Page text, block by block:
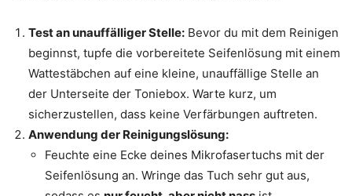
Test an unauffälliger Stelle: Bevor du mit dem Reinigen
beginnst, tupfe die vorbereitete Seifenlösung mit einem
Wattestäbchen auf eine kleine, unauffällige Stelle an
der Unterseite der Toniebox. Warte kurz, um
sicherzustellen, dass keine Verfärbungen auftreten.
Anwendung der Reinigungslösung:
Feuchte eine Ecke deines Mikrofasertuchs mit der
Seifenlösung an. Wringe das Tuch sehr gut aus,